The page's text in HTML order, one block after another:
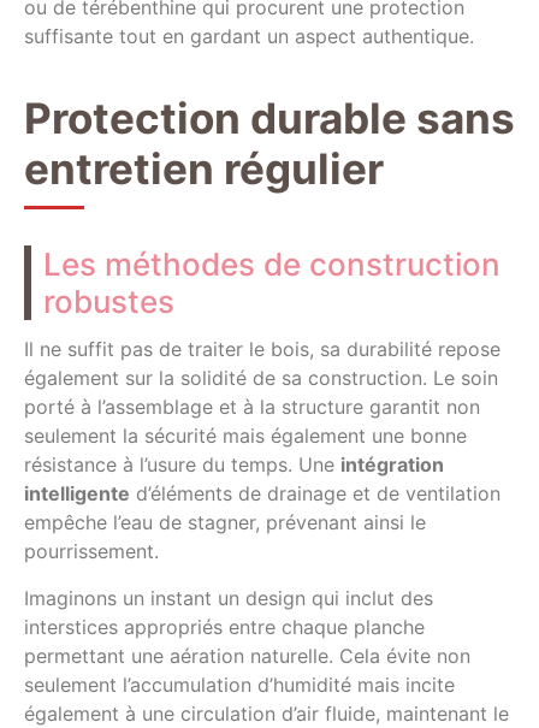
ou de térébenthine qui procurent une protection
suffisante tout en gardant un aspect authentique.
Protection durable sans
entretien régulier
Les méthodes de construction
robustes
Il ne suffit pas de traiter le bois, sa durabilité repose
également sur la solidité de sa construction. Le soin
porté à l’assemblage et à la structure garantit non
seulement la sécurité mais également une bonne
résistance à l’usure du temps. Une intégration
intelligente d’éléments de drainage et de ventilation
empêche l’eau de stagner, prévenant ainsi le
pourrissement.
Imaginons un instant un design qui inclut des
interstices appropriés entre chaque planche
permettant une aération naturelle. Cela évite non
seulement l’accumulation d’humidité mais incite
également à une circulation d’air fluide, maintenant le